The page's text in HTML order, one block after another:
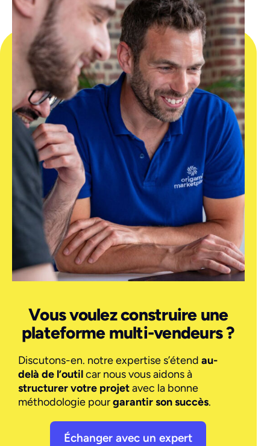
Vous voulez construire une
plateforme multi-vendeurs ?
Discutons-en. notre expertise s’étend au-
delà de l’outilcar nous vous aidons à
structurer votre projetavec la bonne
méthodologie pourgarantir son succès.
Échanger avec un expert